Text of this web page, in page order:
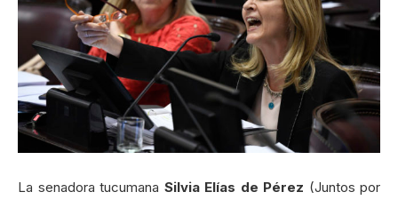
La senadora tucumana Silvia Elías de Pérez (Juntos por